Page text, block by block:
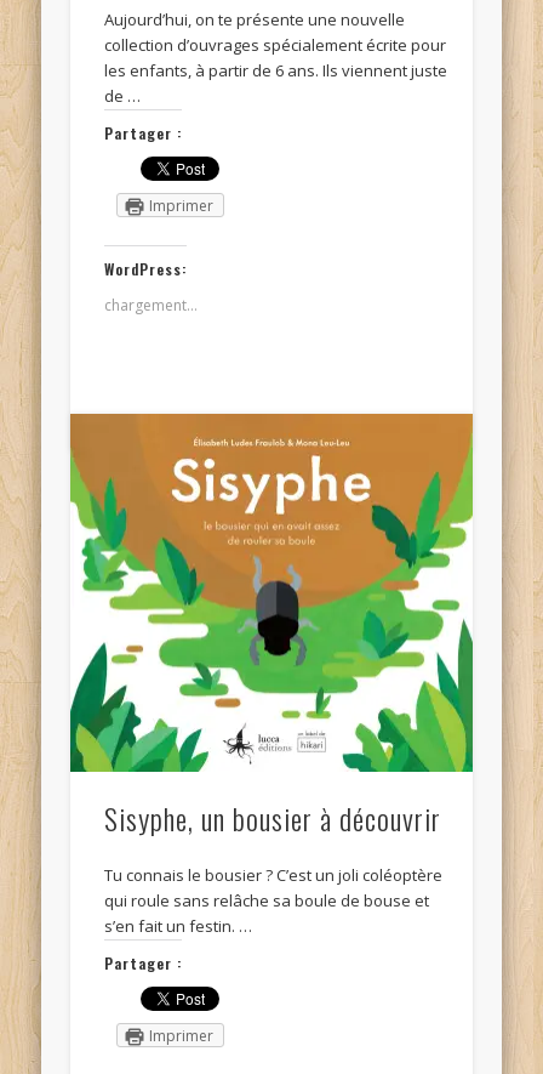
Aujourd’hui, on te présente une nouvelle
collection d’ouvrages spécialement écrite pour
les enfants, à partir de 6 ans. Ils viennent juste
de …
Partager :
Imprimer
WordPress:
chargement…
Sisyphe, un bousier à découvrir
Tu connais le bousier ? C’est un joli coléoptère
qui roule sans relâche sa boule de bouse et
s’en fait un festin. …
Partager :
Imprimer